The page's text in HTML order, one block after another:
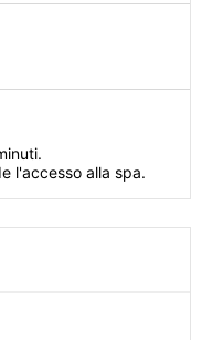
l'accesso alla spa.